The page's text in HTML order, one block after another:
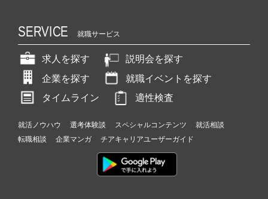
SERVICE 就職サービス
求人を探す
説明会を探す
企業を探す
就職イベントを探す
タイムライン
適性検査
就活ノウハウ 選考体験談 スペシャルコンテンツ
就活相談
転職相談
企業マンガ チアキャリアユーザーガイド